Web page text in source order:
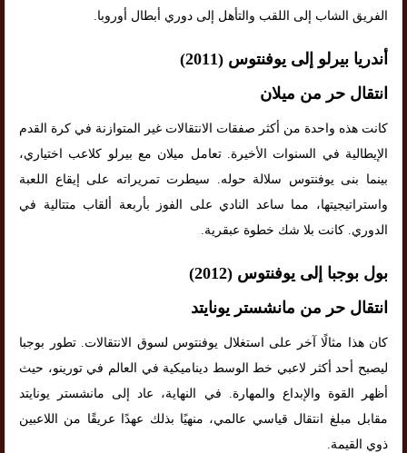
الفريق الشاب إلى اللقب والتأهل إلى دوري أبطال أوروبا.
أندريا بيرلو إلى يوفنتوس (2011)
انتقال حر من ميلان
كانت هذه واحدة من أكثر صفقات الانتقالات غير المتوازنة في كرة القدم
الإيطالية في السنوات الأخيرة. تعامل ميلان مع بيرلو كلاعب اختياري،
بينما بنى يوفنتوس سلالة حوله. سيطرت تمريراته على إيقاع اللعبة
واستراتيجيتها، مما ساعد النادي على الفوز بأربعة ألقاب متتالية في
الدوري. كانت بلا شك خطوة عبقرية.
بول بوجبا إلى يوفنتوس (2012)
انتقال حر من مانشستر يونايتد
كان هذا مثالًا آخر على استغلال يوفنتوس لسوق الانتقالات. تطور بوجبا
ليصبح أحد أكثر لاعبي خط الوسط ديناميكية في العالم في تورينو، حيث
أظهر القوة والإبداع والمهارة. في النهاية، عاد إلى مانشستر يونايتد
مقابل مبلغ انتقال قياسي عالمي، منهيًا بذلك عهدًا عريقًا من اللاعبين
ذوي القيمة.